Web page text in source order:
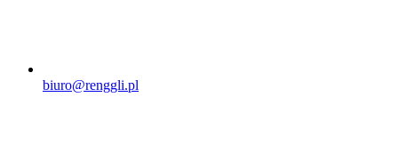
biuro@renggli.pl